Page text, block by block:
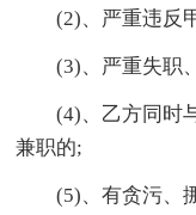
(2)、严重违反
(3)、严重失职
(4)、乙方同时
兼职的;
(5)、有贪污、